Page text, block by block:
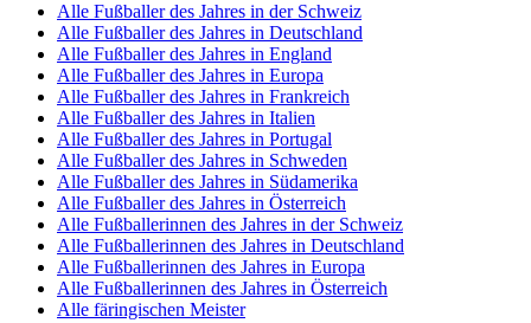
Alle Fußballer des Jahres in der Schweiz
Alle Fußballer des Jahres in Deutschland
Alle Fußballer des Jahres in England
Alle Fußballer des Jahres in Europa
Alle Fußballer des Jahres in Frankreich
Alle Fußballer des Jahres in Italien
Alle Fußballer des Jahres in Portugal
Alle Fußballer des Jahres in Schweden
Alle Fußballer des Jahres in Südamerika
Alle Fußballer des Jahres in Österreich
Alle Fußballerinnen des Jahres in der Schweiz
Alle Fußballerinnen des Jahres in Deutschland
Alle Fußballerinnen des Jahres in Europa
Alle Fußballerinnen des Jahres in Österreich
Alle färingischen Meister